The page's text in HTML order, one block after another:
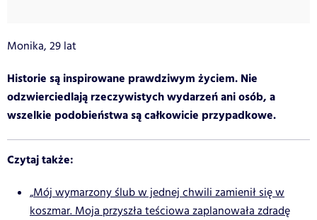
Monika, 29 lat
Historie są inspirowane prawdziwym życiem. Nie
odzwierciedlają rzeczywistych wydarzeń ani osób, a
wszelkie podobieństwa są całkowicie przypadkowe.
Czytaj także:
„Mój wymarzony ślub w jednej chwili zamienił się w
koszmar. Moja przyszła teściowa zaplanowała zdradę